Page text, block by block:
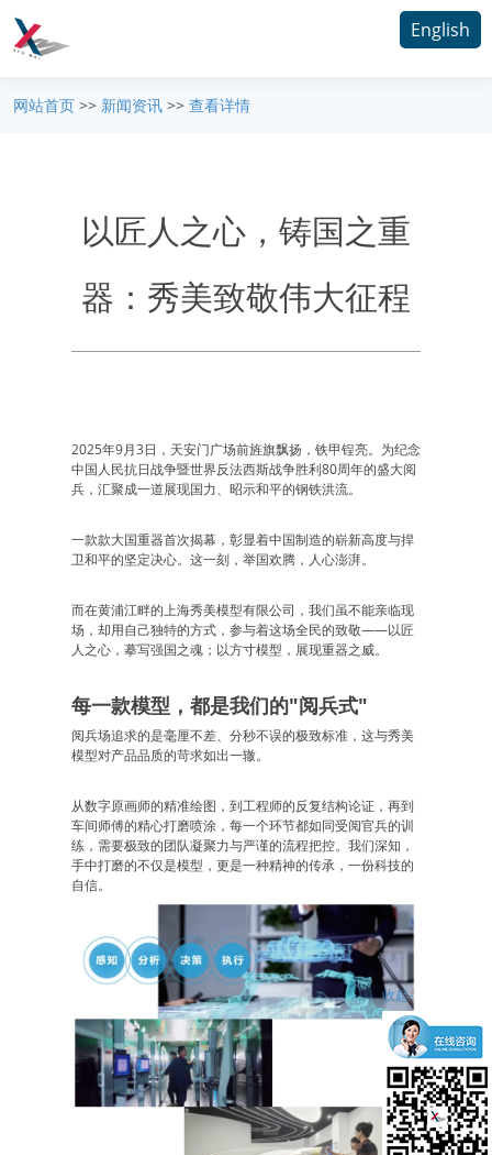
English
网站首页 >> 新闻资讯 >> 查看详情
以匠人之心，铸国之重
器：秀美致敬伟大征程
2025年9月3日，天安门广场前旌旗飘扬，铁甲锃亮。为纪念
中国人民抗日战争暨世界反法西斯战争胜利80周年的盛大阅
兵，汇聚成一道展现国力、昭示和平的钢铁洪流。
一款款大国重器首次揭幕，彰显着中国制造的崭新高度与捍
卫和平的坚定决心。这一刻，举国欢腾，人心澎湃。
而在黄浦江畔的上海秀美模型有限公司，我们虽不能亲临现
场，却用自己独特的方式，参与着这场全民的致敬——以匠
人之心，摹写强国之魂；以方寸模型，展现重器之威。
每一款模型，都是我们的"阅兵式"
阅兵场追求的是毫厘不差、分秒不误的极致标准，这与秀美
模型对产品品质的苛求如出一辙。
从数字原画师的精准绘图，到工程师的反复结构论证，再到
车间师傅的精心打磨喷涂，每一个环节都如同受阅官兵的训
练，需要极致的团队凝聚力与严谨的流程把控。我们深知，
手中打磨的不仅是模型，更是一种精神的传承，一份科技的
自信。
收起-